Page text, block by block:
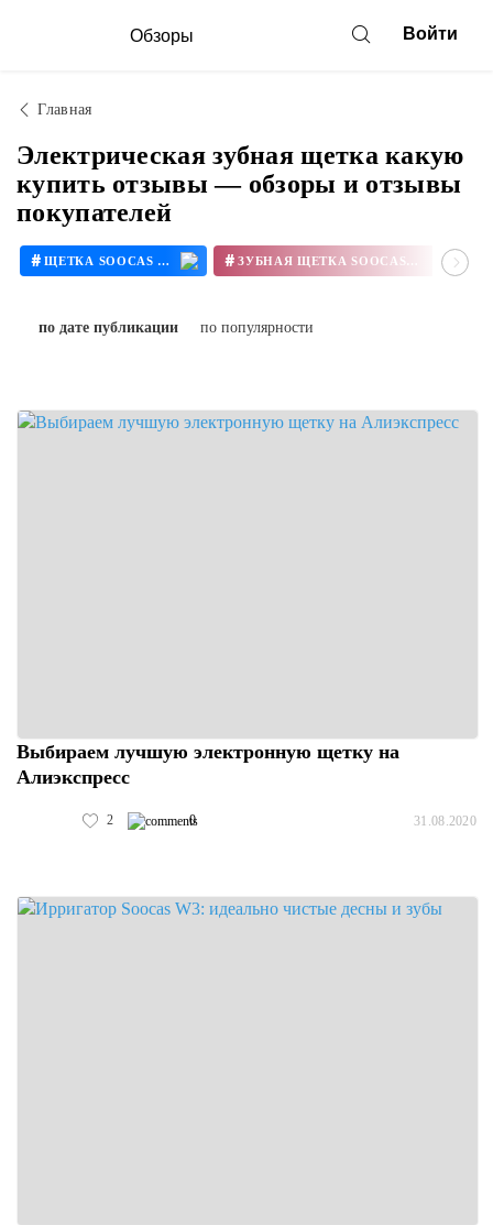
Обзоры Войти
Главная
Электрическая зубная щетка какую
купить отзывы — обзоры и отзывы
покупателей
# ЩЕТКА SOOCAS X3 #
по дате публикации по популярности
Выбираем лучшую электронную щетку на
Алиэкспресс
2 0 31.08.2020